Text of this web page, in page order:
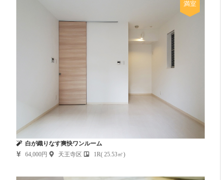
満室
白が織りなす爽快ワンルーム
64,000円
天王寺区 1R( 25.53㎡)